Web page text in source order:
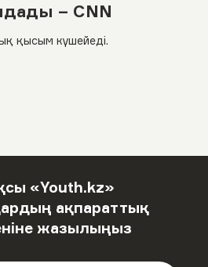
– CNN
қысым күшейеді.
«Youth.kz»
ақпараттық
жазылыңыз